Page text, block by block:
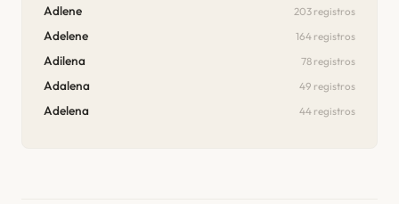
Adlene 203 registros
Adelene 164 registros
Adilena 78 registros
Adalena 49 registros
Adelena 44 registros